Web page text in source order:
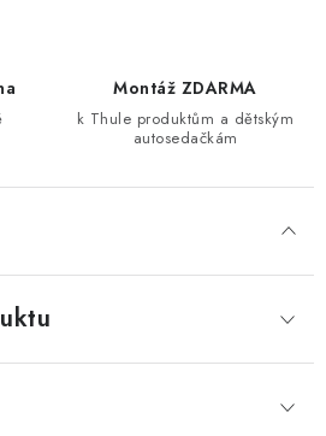
Montáž ZDARMA
k Thule produktům a dětským
autosedačkám